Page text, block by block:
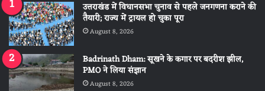
उत्तराखंड में विधानसभा चुनाव से पहले जनगणना कराने की
तैयारी; राज्य में ट्रायल हो चुका पूरा
August 8, 2026
Badrinath Dham: सूखने के कगार पर बदरीश झील,
PMO ने लिया संज्ञान
August 8, 2026